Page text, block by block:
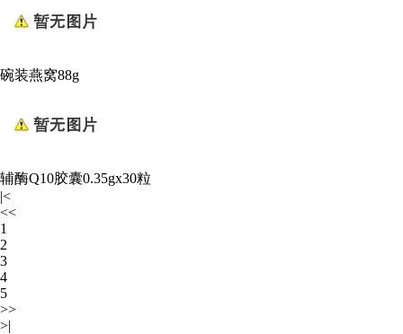
碗装燕窝88g
辅酶Q10胶囊0.35gx30粒
|<
<<
1
2
3
4
5
>>
>|